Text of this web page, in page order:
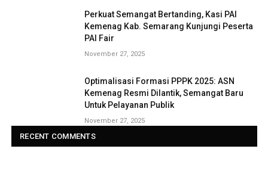
Perkuat Semangat Bertanding, Kasi PAI
Kemenag Kab. Semarang Kunjungi Peserta
PAI Fair
November 27, 2025
Optimalisasi Formasi PPPK 2025: ASN
Kemenag Resmi Dilantik, Semangat Baru
Untuk Pelayanan Publik
November 27, 2025
RECENT COMMENTS